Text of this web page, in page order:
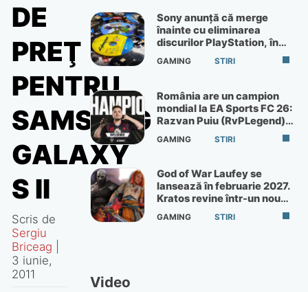
DE
PREŢ
PENTRU
SAMSUNG
GALAXY
S II
Scris de
Sergiu
Briceag
3 iunie,
2011
Sony anunță că merge
înainte cu eliminarea
discurilor PlayStation, în
ciuda protestelor
GAMING STIRI
România are un campion
mondial la EA Sports FC 26:
Razvan Puiu (RvPLegend)
câștigă turneul de la Paris
GAMING STIRI
God of War Laufey se
lansează în februarie 2027.
Kratos revine într-un nou
God of War
GAMING STIRI
Video